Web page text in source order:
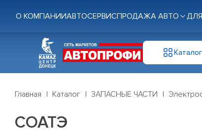
О КОМПАНИИАВТОСЕРВИСПРОДАЖА АВТО
Каталог
Главная Каталог ЗАПАСНЫЕ ЧАСТИ
СОАТЭ